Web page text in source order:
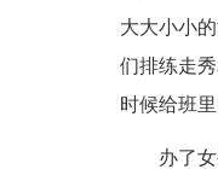
大大小小
们排练走
时候给班
办了女生